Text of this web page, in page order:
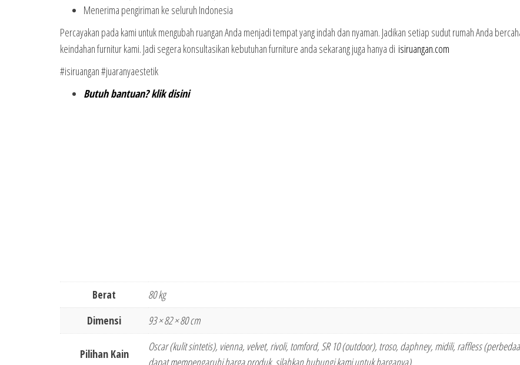
Menerima pengiriman ke seluruh Indonesia
Percayakan pada kami untuk mengubah ruangan Anda menjadi tempat yang indah dan nyaman. Jadikan setiap sudut rumah Anda
keindahan furnitur kami. Jadi segera konsultasikan kebutuhan furniture anda sekarang juga hanya di isiruangan.com
#isiruangan #juaranyaestetik
Butuh bantuan? klik disini
Berat
80 kg
Dimensi
93 × 82 × 80 cm
Pilihan Kain
Oscar (kulit sintetis), vienna, velvet, rivoli, tomford, SR 10 (outdoor), troso, daphney, midili, raffless
dapat mempengaruhi harga produk, silahkan hubungi kami untuk harganya)